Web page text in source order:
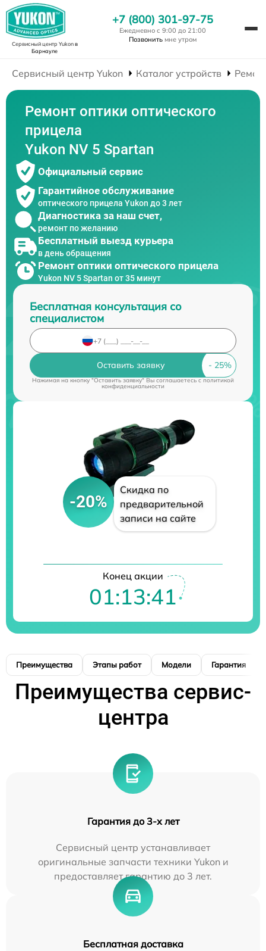
Сервисный центр Yukonв
Барнауле
+7 (800) 301-97-75
Ежедневно с 9:00 до 21:00
Позвонить мне утром
Сервисный центр Yukon Каталог устройств
Ремонт оптики оптического
прицела
Yukon NV 5 Spartan
Официальный сервис
Гарантийное обслуживание
оптического прицела Yukon до 3 лет
Диагностика за наш счет,
ремонт по желанию
Бесплатный выезд курьера
в день обращения
Ремонт оптики оптического прицела
Yukon NV 5 Spartan от 35 минут
Бесплатная консультация со
специалистом
Оставить заявку
Нажимая на кнопку "Оставить заявку" Вы соглашаетесь cполитикой
конфиденциальности
-20%
Скидка по
предварительной
записи на сайте
Конец акции
01:13:40
Преимущества Этапы работ Модели Гарантия
Преимущества сервис-
центра
Гарантия до 3-х лет
Сервисный центр устанавливает
оригинальные запчасти техники Yukon и
предоставляет гарантию до 3 лет.
Бесплатная доставка